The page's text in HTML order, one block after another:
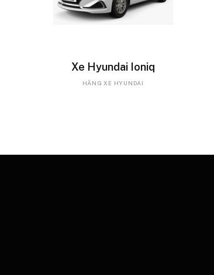
Xe Hyundai Ioniq
HÃNG XE HYUNDAI